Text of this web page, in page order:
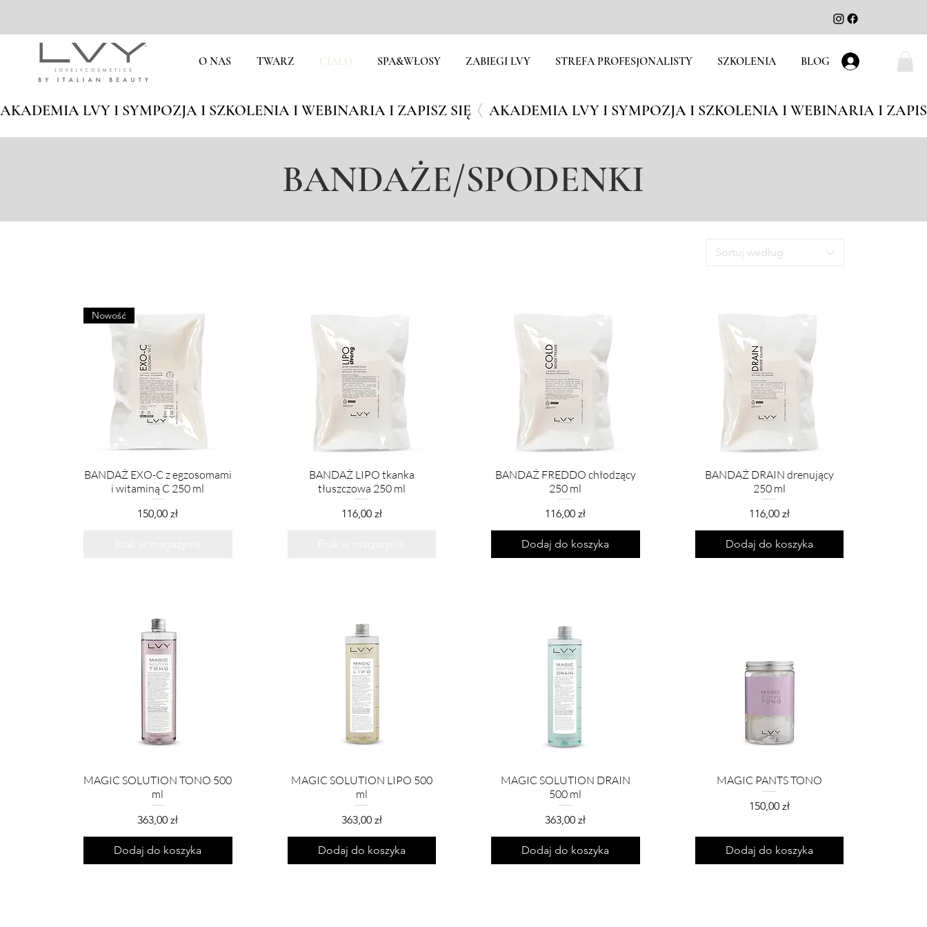
O NAS TWARZ CIAŁO SPA&WŁOSY ZABIEGI LVY STREFA PROFESJONALISTY SZKOLENIA BLOG Zaloguj się
AKADEMIA LVY I SYMPOZJA I SZKOLENIA I WEBINARIA I ZAPISZ SIĘ
BANDAŻE/SPODENKI
Sortuj według
Nowość
BANDAŻ EXO-C z egzosomami
i witaminą C 250 ml
Cena
150,00 zł
BANDAŻ LIPO tkanka
tłuszczowa 250 ml
Cena
116,00 zł
BANDAŻ FREDDO chłodzący
250 ml
Cena
116,00 zł
Dodaj do koszyka
BANDAŻ DRAIN drenujący
250 ml
Cena
116,00 zł
Dodaj do koszyka
MAGIC SOLUTION TONO 500
ml
Cena
363,00 zł
Dodaj do koszyka
MAGIC SOLUTION LIPO 500
ml
Cena
363,00 zł
Dodaj do koszyka
MAGIC SOLUTION DRAIN
500 ml
Cena
363,00 zł
Dodaj do koszyka
MAGIC PANTS TONO
Cena
150,00 zł
Dodaj do koszyka